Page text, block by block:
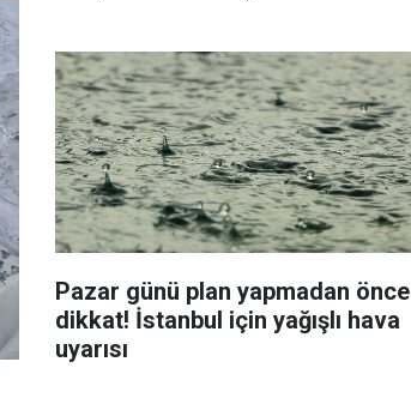
Pazar günü plan yapmadan önce
dikkat! İstanbul için yağışlı hava
uyarısı